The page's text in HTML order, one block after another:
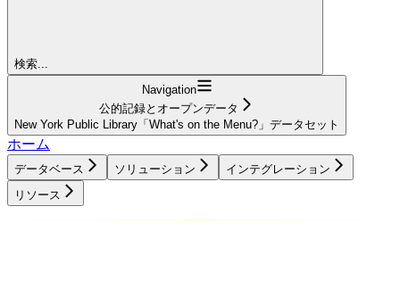
検索...
Navigation
公的記録とオープンデータ
New York Public Library「What's on the Menu?」データセット
ホーム
データベース ソリューション
インテグレーション
リソース